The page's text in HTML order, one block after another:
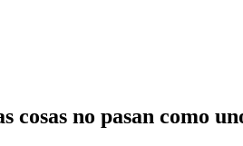
no pasan como